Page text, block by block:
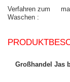
Verfahren zum
Waschen
Großhandel Jas